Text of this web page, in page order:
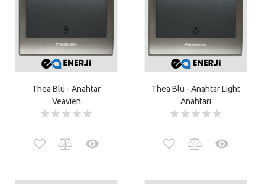
Thea Blu - Anahtar
Veavien
Thea Blu - Anahtar Light
Anahtarı